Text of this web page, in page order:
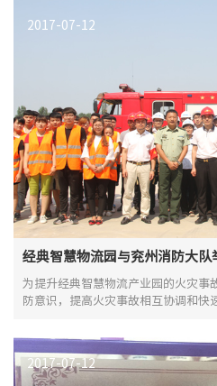
2017-07-12
经典智慧物流园与兖州消防大队
为提升经典智慧物流产业园的火灾事
防意识，提高火灾事故相互协调和快
慧物流产业园联合兖州消防大队、京
年度消防应急演习。
2017-07-12